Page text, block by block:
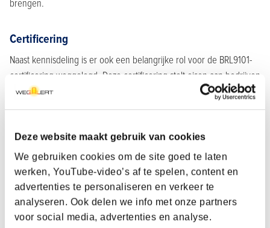
Deze website maakt gebruik van cookies
We gebruiken cookies om de site goed te laten
werken, YouTube-video’s af te spelen, content en
advertenties te personaliseren en verkeer te
analyseren. Ook delen we info met onze partners
voor social media, advertenties en analyse.
brengen.
Certificering
Naast kennisdeling is er ook een belangrijke rol voor de BRL9101-
certificering weggelegd. Deze certificering stelt eisen aan bedrijven
die verkeersmaatregelen plaatsen en onderhouden. Deze
certificering zorgt er ook voor dat deze bedrijven voldoen aan de
Leren van incidenten en ongevallen
Incidenten en ongevallen bieden waardevolle inzichten die kunnen
helpen om toekomstige risico’s tot een minimum te beperken.
WegAlert verzamelt en analyseert deze gebeurtenissen zodat